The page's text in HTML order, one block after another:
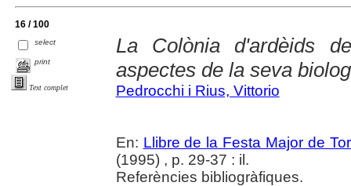
16 / 100
select
print
Text complet
La Colònia d'ardèids
aspectes de la seva
Pedrocchi i Rius, Vittorio
En: Llibre de la Festa Major de
(1995) , p. 29-37 : il.
Referències bibliogràfiques.